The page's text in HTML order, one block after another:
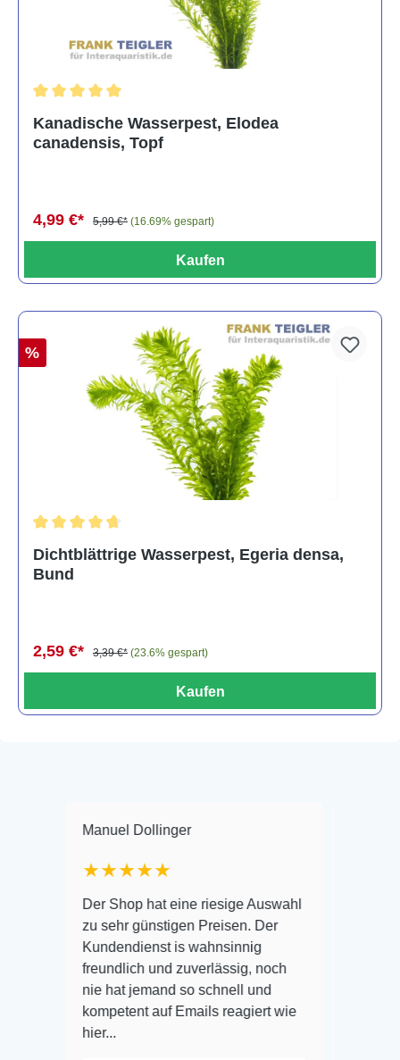
Kanadische Wasserpest, Elodea
canadensis, Topf
4,99 €* 5,99 €* (16.69% gespart)
Kaufen
%
Dichtblättrige Wasserpest, Egeria densa,
Bund
2,59 €* 3,39 €* (23.6% gespart)
Kaufen
Manuel Dollinger
★★★★★
Der Shop hat eine riesige Auswahl
zu sehr günstigen Preisen. Der
Kundendienst is wahnsinnig
freundlich und zuverlässig, noch
nie hat jemand so schnell und
kompetent auf Emails reagiert wie
Auswahl plus